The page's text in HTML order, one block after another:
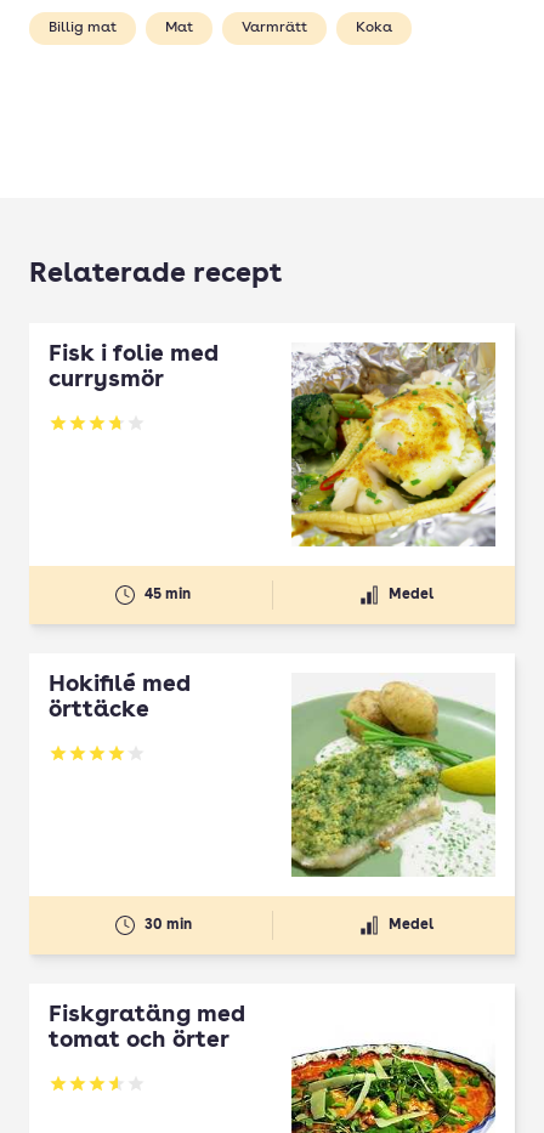
Billig mat Mat Varmrätt Koka
Relaterade recept
Fisk i folie med
currysmör
Betyg: 3.76 av 5
45 min Medel
Hokifilé med
örttäcke
Betyg: 4.04 av 5
30 min Medel
Fiskgratäng med
tomat och örter
Betyg: 3.56 av 5